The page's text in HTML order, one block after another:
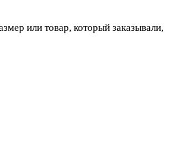
или товар, который заказывали,